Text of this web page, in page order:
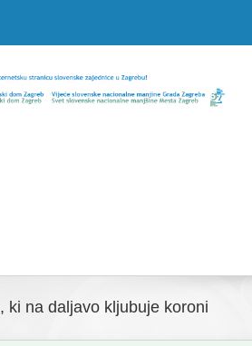
ki na daljavo kljubuje koroni